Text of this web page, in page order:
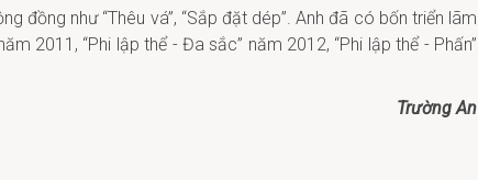
đồng như “Thêu vá”, “Sắp đặt dép”. Anh đã có bốn triển lãm
2011, “Phi lập thể - Đa sắc” năm 2012, “Phi lập thể - Phấn”
Trường An